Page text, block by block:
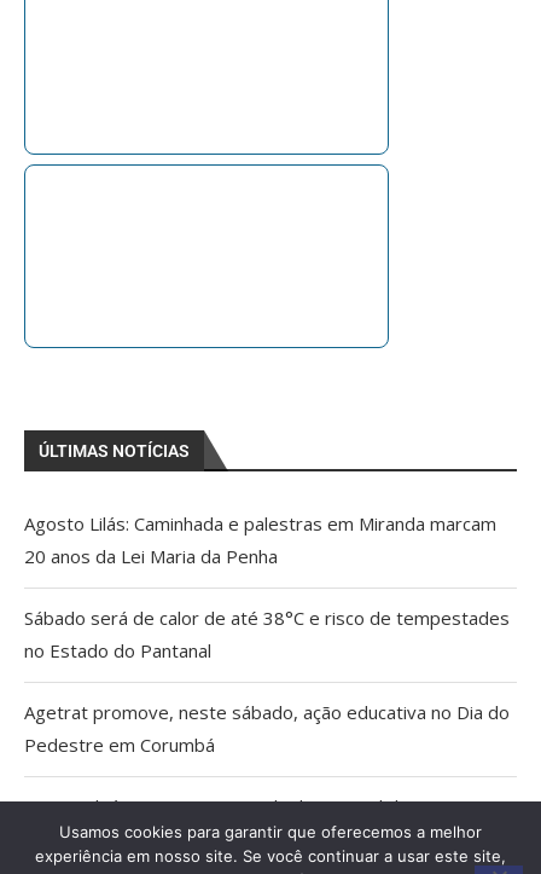
ÚLTIMAS NOTÍCIAS
Agosto Lilás: Caminhada e palestras em Miranda marcam
20 anos da Lei Maria da Penha
Sábado será de calor de até 38°C e risco de tempestades
no Estado do Pantanal
Agetrat promove, neste sábado, ação educativa no Dia do
Pedestre em Corumbá
AGU pedirá na Justiça a retirada do Discord do ar
Pais estão menos presentes na criação de filhos, aponta
Usamos cookies para garantir que oferecemos a melhor
experiência em nosso site. Se você continuar a usar este site,